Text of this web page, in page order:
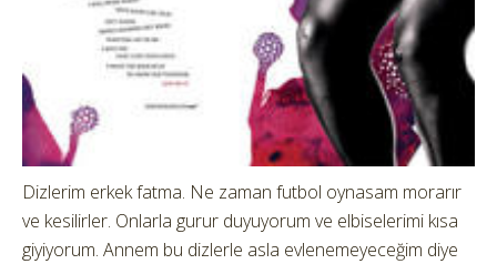
Dizlerim erkek fatma. Ne zaman futbol oynasam morarır
ve kesilirler. Onlarla gurur duyuyorum ve elbiselerimi kısa
giyiyorum. Annem bu dizlerle asla evlenemeyeceğim diye